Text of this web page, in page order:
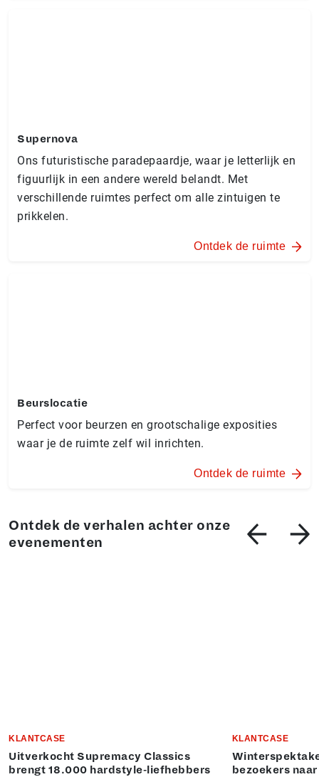
Supernova
Ons futuristische paradepaardje, waar je letterlijk en
figuurlijk in een andere wereld belandt. Met
verschillende ruimtes perfect om alle zintuigen te
prikkelen.
Ontdek de ruimte
Beurslocatie
Perfect voor beurzen en grootschalige exposities
waar je de ruimte zelf wil inrichten.
Ontdek de ruimte
Ontdek de verhalen achter onze
evenementen
KLANTCASE
Uitverkocht Supremacy Classics
brengt 18.000 hardstyle-liefhebbers
KLANTCASE
bezoekers